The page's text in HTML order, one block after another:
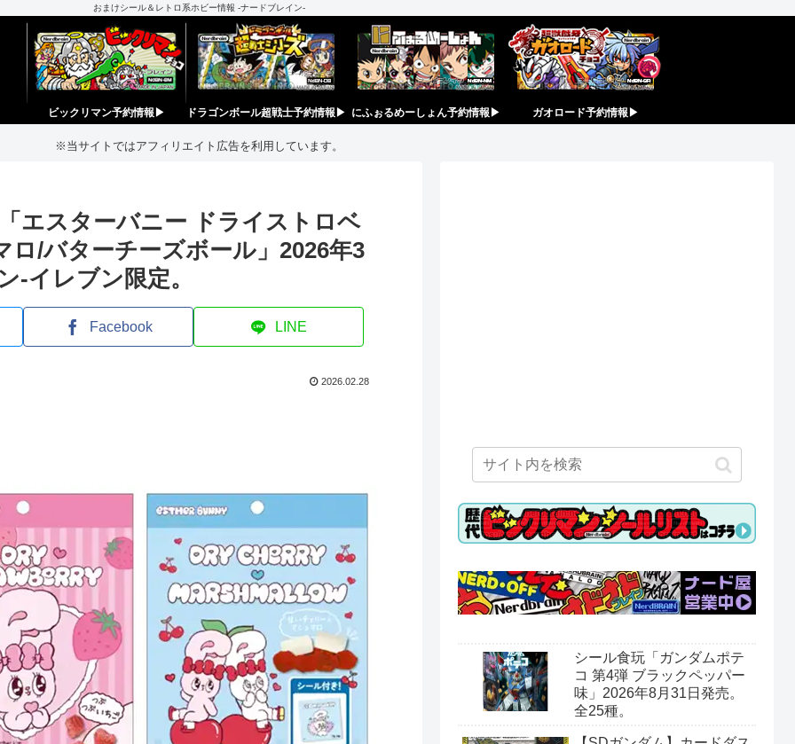
おまけシール＆レトロ系ホビー情報 -ナードブレイン-
ビックリマン予約情報▶︎ ドラゴンボール超戦士予約情報▶︎ にふぉるめーしょん予約情報▶︎ ガオロード予約情報▶︎
※当サイトではアフィリエイト広告を利用しています。
エスターバニー ドライストロベ
/バターチーズボール」2026年3
‐イレブン限定。
Facebook LINE
2026.02.28
シール食玩「ガンダムポテ
コ 第4弾 ブラックペッパー
味」2026年8月31日発売。
全25種。